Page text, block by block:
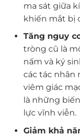
ma sát giữa
khiến mắt bị
Tăng nguy
tròng cũ là
nấm và ký
các tác nhân
viêm giác
là những
lực vĩnh viễn.
Giảm khả